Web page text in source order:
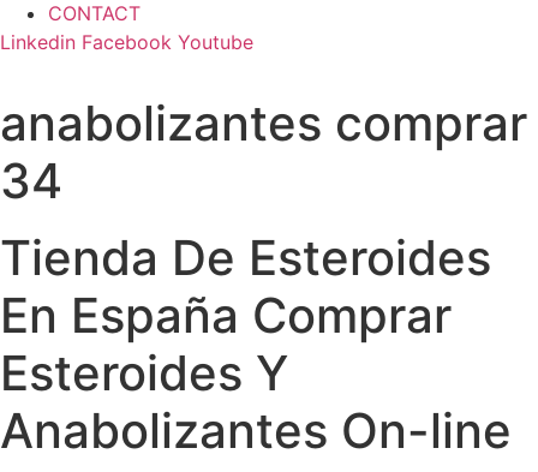
CONTACT
Linkedin Facebook Youtube
anabolizantes comprar
34
Tienda De Esteroides
En España Comprar
Esteroides Y
Anabolizantes On-line